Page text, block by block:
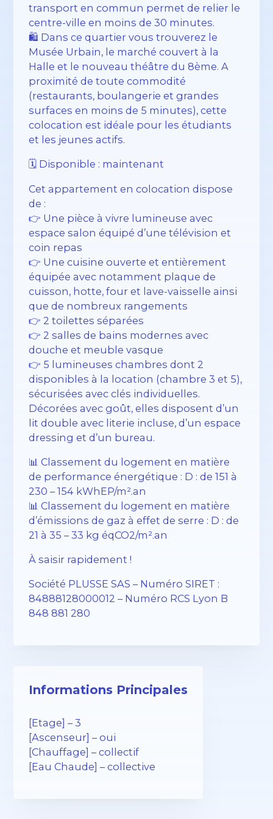
transport en commun permet de relier le
centre-ville en moins de 30 minutes.
🛍️ Dans ce quartier vous trouverez le
Musée Urbain, le marché couvert à la
Halle et le nouveau théâtre du 8ème. A
proximité de toute commodité
(restaurants, boulangerie et grandes
surfaces en moins de 5 minutes), cette
colocation est idéale pour les étudiants
et les jeunes actifs.
🗓️ Disponible : maintenant
Cet appartement en colocation dispose
de :
👉 Une pièce à vivre lumineuse avec
espace salon équipé d’une télévision et
coin repas
👉 Une cuisine ouverte et entièrement
équipée avec notamment plaque de
cuisson, hotte, four et lave-vaisselle ainsi
que de nombreux rangements
👉 2 toilettes séparées
👉 2 salles de bains modernes avec
douche et meuble vasque
👉 5 lumineuses chambres dont 2
disponibles à la location (chambre 3 et 5),
sécurisées avec clés individuelles.
Décorées avec goût, elles disposent d’un
lit double avec literie incluse, d’un espace
dressing et d’un bureau.
📊 Classement du logement en matière
de performance énergétique : D : de 151 à
230 – 154 kWhEP/m².an
📊 Classement du logement en matière
d’émissions de gaz à effet de serre : D : de
21 à 35 – 33 kg éqCO2/m².an
À saisir rapidement !
Société PLUSSE SAS – ​​Numéro SIRET :
84888128000012 – Numéro RCS Lyon B
848 881 280
Informations Principales
[Etage] – 3
[Ascenseur] – oui
[Chauffage] – collectif
[Eau Chaude] – collective